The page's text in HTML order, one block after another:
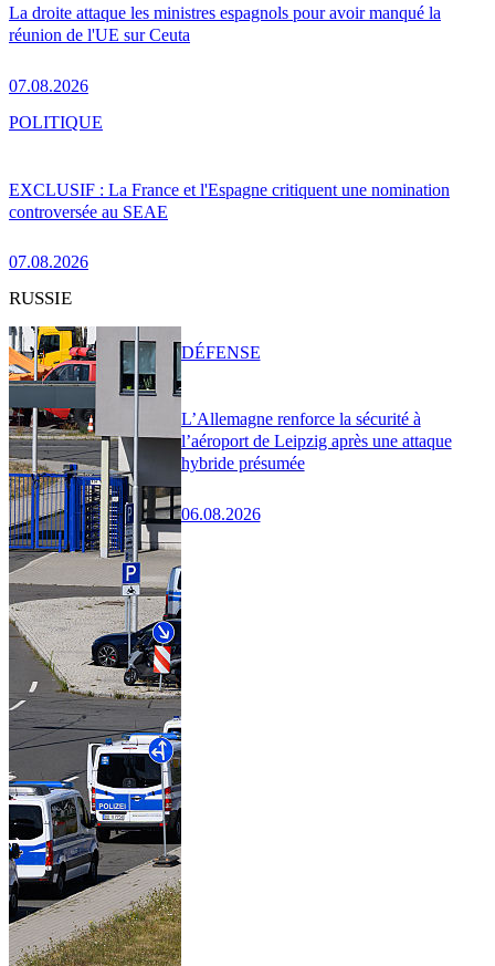
La droite attaque les ministres espagnols pour avoir manqué la
réunion de l'UE sur Ceuta
07.08.2026
EXCLUSIF : La France et l'Espagne critiquent une nomination
controversée au SEAE
07.08.2026
POLITIQUE
RUSSIE
L’Allemagne renforce la sécurité à
l’aéroport de Leipzig après une attaque
hybride présumée
06.08.2026
DÉFENSE